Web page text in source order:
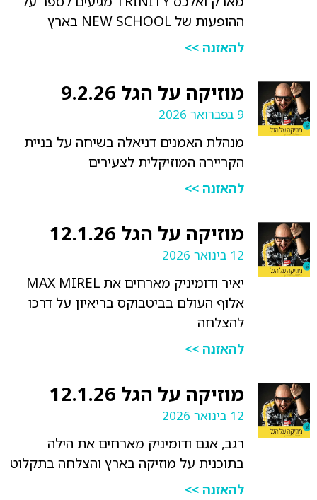
ההופעות של NEW SCHOOL בארץ
להאזנה >>
מוזיקה על הגל 9.2.26
9 בפברואר 2026
מנהלת האמנים דניאלה בשיחה על בניית
הקריירה המוזיקלית לצעירים
להאזנה >>
מוזיקה על הגל 12.1.26
12 בינואר 2026
יאיר ודומיניק מארחים את MAX MIREL
אלוף העולם בביטבוקס בריאיון על דרכו
להצלחה
להאזנה >>
מוזיקה על הגל 12.1.26
12 בינואר 2026
רגב, אגם ודומיניק מארחים את הילה
בתוכנית על מוזיקה בארץ והצלחה בתקלוט
להאזנה >>